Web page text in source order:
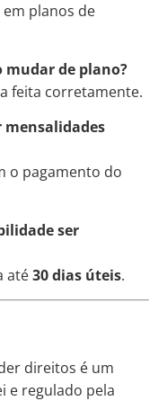
planos de
mudar de plano?
feita corretamente.
mensalidades
o pagamento do
ser
até30 dias úteis.
direitos é um
e regulado pela